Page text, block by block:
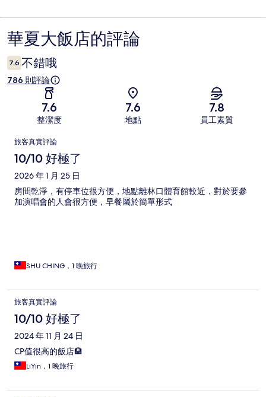
評
論
華夏大飯店的評論
7.6 不錯哦
786 則評論
7.6
整潔度
7.6
地點
7.8
員工素質
評
論
旅客真實評論
10/10 好極了
2026 年 1 月 25 日
房間乾淨，有停車位很方便，地點離林口體育館較近，對於要參
加演唱會的人會很方便，早餐屬於簡單形式
SHU CHING，1 晚旅行
旅客真實評論
10/10 好極了
2024 年 11 月 24 日
CP值很高的飯店🏨
LiYin，1 晚旅行